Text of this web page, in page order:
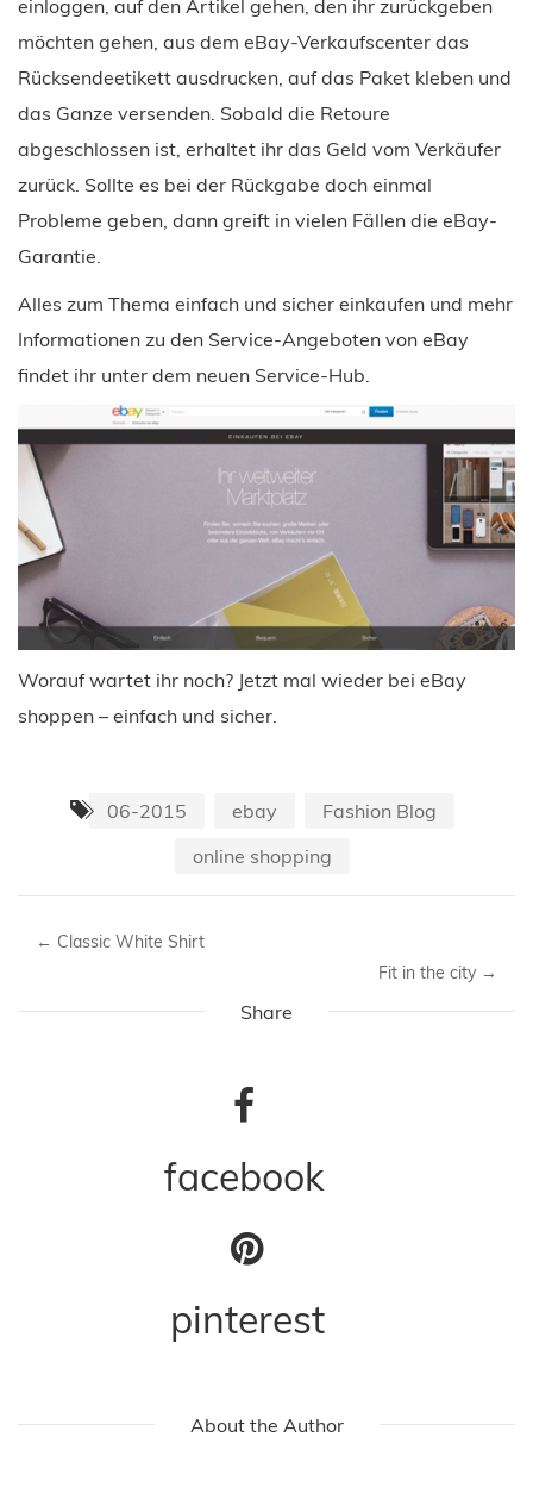
einloggen, auf den Artikel gehen, den ihr zurückgeben
möchten gehen, aus dem eBay-Verkaufscenter das
Rücksendeetikett ausdrucken, auf das Paket kleben und
das Ganze versenden. Sobald die Retoure
abgeschlossen ist, erhaltet ihr das Geld vom Verkäufer
zurück. Sollte es bei der Rückgabe doch einmal
Probleme geben, dann greift in vielen Fällen die eBay-
Garantie.
Alles zum Thema einfach und sicher einkaufen und mehr
Informationen zu den Service-Angeboten von eBay
findet ihr unter dem neuen Service-Hub.
Worauf wartet ihr noch? Jetzt mal wieder bei eBay
shoppen – einfach und sicher.
06-2015 ebay
Fashion Blog
online shopping
← Classic White Shirt
Fit in the city →
Share
facebook
pinterest
About the Author